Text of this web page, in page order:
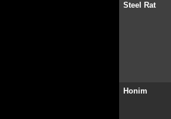
Steel Rat
Honim